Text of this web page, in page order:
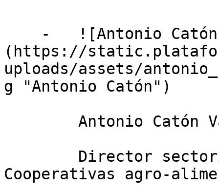
(https://
uploads/assets/
g "Antonio Catón")
Cooperativas agro-